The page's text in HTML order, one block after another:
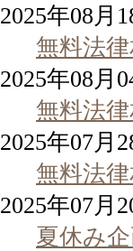
2025年08月
無料法
2025年08月
無料法
2025年07月
無料法
2025年07月
夏休み